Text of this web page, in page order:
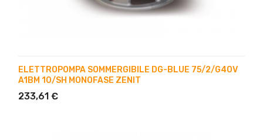
ELETTROPOMPA SOMMERGIBILE DG-BLUE 75/2/G40V
A1BM 10/SH MONOFASE ZENIT
233,61 €